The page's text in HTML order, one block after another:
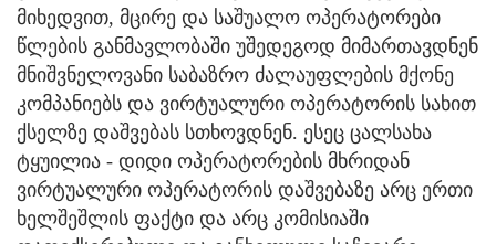
მიხედვით, მცირე და საშუალო ოპერატორები
წლების განმავლობაში უშედეგოდ მიმართავდნენ
მნიშვნელოვანი საბაზრო ძალაუფლების მქონე
კომპანიებს და ვირტუალური ოპერატორის სახით
ქსელზე დაშვებას სთხოვდნენ. ესეც ცალსახა
ტყუილია - დიდი ოპერატორების მხრიდან
ვირტუალური ოპერატორის დაშვებაზე არც ერთი
ხელშეშლის ფაქტი და არც კომისიაში